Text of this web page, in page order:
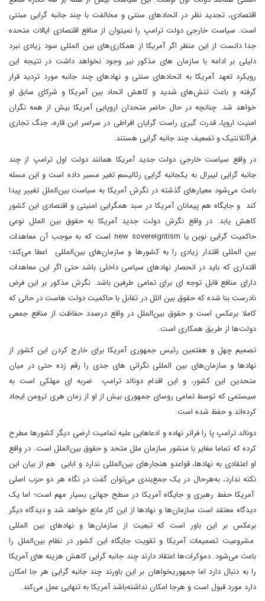
اقتصادی، تجدید نظر در اتحادهای سنتی و مخالفت با چند جانبه گرایی مبتنی
است. سیاست خارجی دولت ترامپ را نمیتوان از منافع اقتصادی ایالات متحده
جدا دانست از این منظر اگر آمریکا از همکاری‌های بین المللی سود زیادی نبرد
دلیلی بر ادامه با سازمان های مذکور نیر وجود نخواهد داشت در نتیجه این
رویکرد تعهد آمریکا به اتحادهای سنتی و نهادهای چند جانبه مورد تردید قرار
گرفته و باعث تنش‌های شدید و کاهش اتحاد بین آمریکا و شرکای سابق او
خواهد شد. چنانچه در حال حاضر متحدان اروپایی آمریکا بیش از همه نگران
امنیت اروپا، قدرت گیری راست گرایان افراطی در سراسر این قاره، جنگ تجاری
فراآتلانتیک و تضعیف چند جانبه گرایی هستند.
در واقع سیاست خارجی دولت جدید آمریکا همانند دولت اول ترامپ از چند
جانبه گرایی لیبرال به یکجانبه گرایی رئالیسم تغیر مسیر داده است و این مسله
باعث می‌شود معیارهای گذشته در نگرش آمریکا به سیاست بین‌الملل تغییر پیدا
کند و جایگاه هم پیمانان آمریکا در سبد همگرایی امنیتی و اقتصادی این کشور
کاهش یابد. در واقع نگرش دولت جدید آمریکا به حقوق بین الملل نوعی
حاکمیت گرایی نوین یا new sovereigntism است که به موجب آن معاهدات
بین المللی اقتدار زیادی را به کشورها و سازمان‌های بین‌المللی اعطا می‌کند؛
اقتداری که باید در انحصار نهادهای سیاسی داخلی باشد حتی اگر این معاهدات
دارای منافع قابل توجه ای برای تمامی طرفین باشد. نگرش مذکور بر این فرض
نادرست بنا شده که حقوق بین اللل در تقابل با حاکمیت دولت هاست در حالی که
کاملا برعکس است و حقوق بین‌الملل در واقع درصدد حفاظت از منافع جمعی
دولت‌ها از طریق همکاری است.
تصمیم چهل و هفتمین رئیس جمهوری آمریکا برای خارج کردن این کشور از
نهادها و سازمان‌های بین المللی نگرانی های جدی را رقم زده حتی در میان
متحدین این کشور، و این اقدام دونالد ترامپ ضربه ای مهلکی است به
سیستمی که توسط تمامی روسای جمهوری بیش از او از زمان هری ترومن ایجاد
کرده‌اند و حفظ شده است.
دونالد ترامپ پا را فراتر نهاده و ادعاهایی علیه تمامیت ارضی دیگر کشورها مطرح
کرده که تماما مغایر با منشور سازمان ملل متحد و حقوق بین‌الملل است. در واقع
او اعتقادی به نهادها، قواعدو هنجارهای بین‌المللی ندارد و ابایی هم از بیان این
نکته ندارد، به‌هرحال در یک جمع‌بندی می‌توان گفت در نگاه هر دو حزب‌ اصلی
آمریکا حفط رهبری و جایگاه آمریکا در سطح جهانی بسیار مهم است؛ اما یک
دیدگاه معتقد است سازمان‌ها و نهادها از این کار مانع خواهد شد و دیدگاه دیگر
برعکس بر این باور است که تبعیت از سازمان‌ها و نهادهای بین المللی
مشروعیت تصمیمات آمریکا و تقویت جایگاه این کشور در نظام بین‌الملل را
باعث می‌شود. دموکرات‌ها اعتقاد دارند چند جانبه گرایی کاهش هزینه‌ های آمریکا
را به دنبال دارد اما جمهوری‎خواهان بر این باورند چند جانبه گرایی هر جا امکان
دارد مورد قبول است و هرجا امکان نداشته‌باشد آمریکا به تنهایی عمل می‌کند.